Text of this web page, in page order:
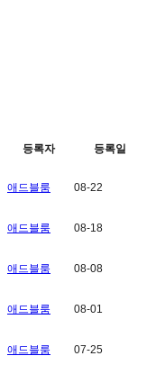
등록자 등록일
애드블룸 08-22
애드블룸 08-18
애드블룸 08-08
애드블룸 08-01
애드블룸 07-25